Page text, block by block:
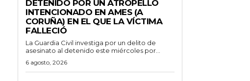
DETENIDO POR UN ATROPELLO
INTENCIONADO EN AMES (A
CORUÑA) EN EL QUE LA VÍCTIMA
FALLECIÓ
La Guardia Civil investiga por un delito de
asesinato al detenido este miércoles por...
6 agosto, 2026